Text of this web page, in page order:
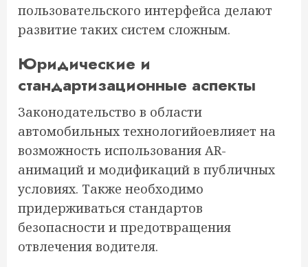
пользовательского интерфейса делают
развитие таких систем сложным.
Юридические и
стандартизационные аспекты
Законодательство в области
автомобильных технологийоевлияет на
возможность использования AR-
анимаций и модификаций в публичных
условиях. Также необходимо
придерживаться стандартов
безопасности и предотвращения
отвлечения водителя.